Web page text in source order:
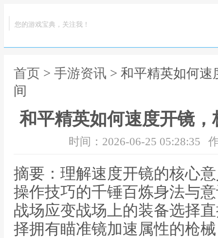
您的游戏宝典，关注我！
首页 > 手游资讯 > 和平精英如何
间
和平精英如何速度开镜
时间：2026-06-25 05:28:35
摘要：理解速度开镜的核心
操作技巧的千锤百炼身法与
战场应变战场上的装备选择
择拥有瞄准镜加速属性的枪